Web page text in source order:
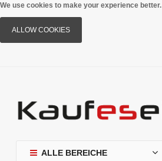
We use cookies to make your experience better.
ALLOW COOKIES
ALLE BEREICHE